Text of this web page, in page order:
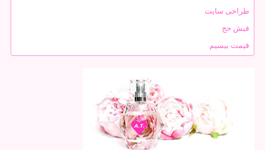
طراحی سایت
فیش حج
قیمت بیسیم